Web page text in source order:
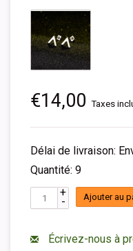
€14,00 Taxes
Délai de livraison:
Quantité: 9
+
- Ajouter au
Écrivez-nous à